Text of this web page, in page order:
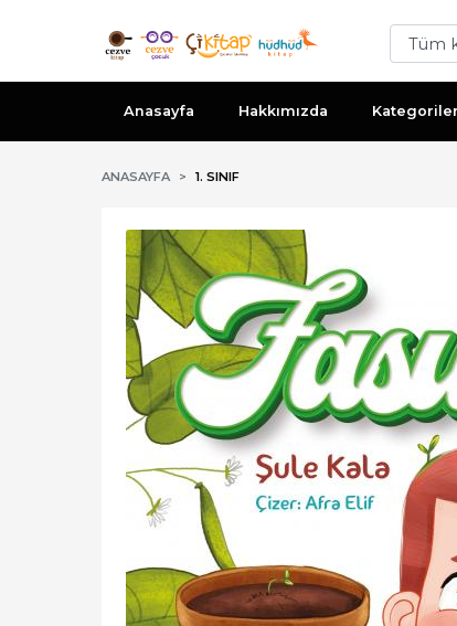
Anasayfa Hakkımızda Kategoriler
ANASAYFA 1. SINIF